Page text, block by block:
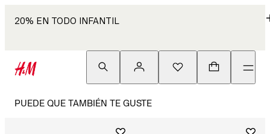
20% EN TODO INFANTIL
PUEDE QUE TAMBIÉN TE GUSTE